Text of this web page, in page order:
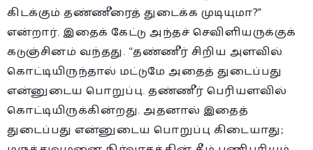
கிடக்கும் தண்ணீரைத் துடைக்க முடியுமா?”
என்றார். இதைக் கேட்டு அந்தச் செவிளியருக்குக்
கடுஞ்சினம் வந்தது. “தண்ணீர் சிறிய அளவில்
கொட்டியிருந்தால் மட்டுமே அதைத் துடைப்பது
என்னுடைய பொறுப்பு. தண்ணீர் பெரியளவில்
கொட்டியிருக்கின்றது. அதனால் இதைத்
துடைப்பது என்னுடைய பொறுப்பு கிடையாது;